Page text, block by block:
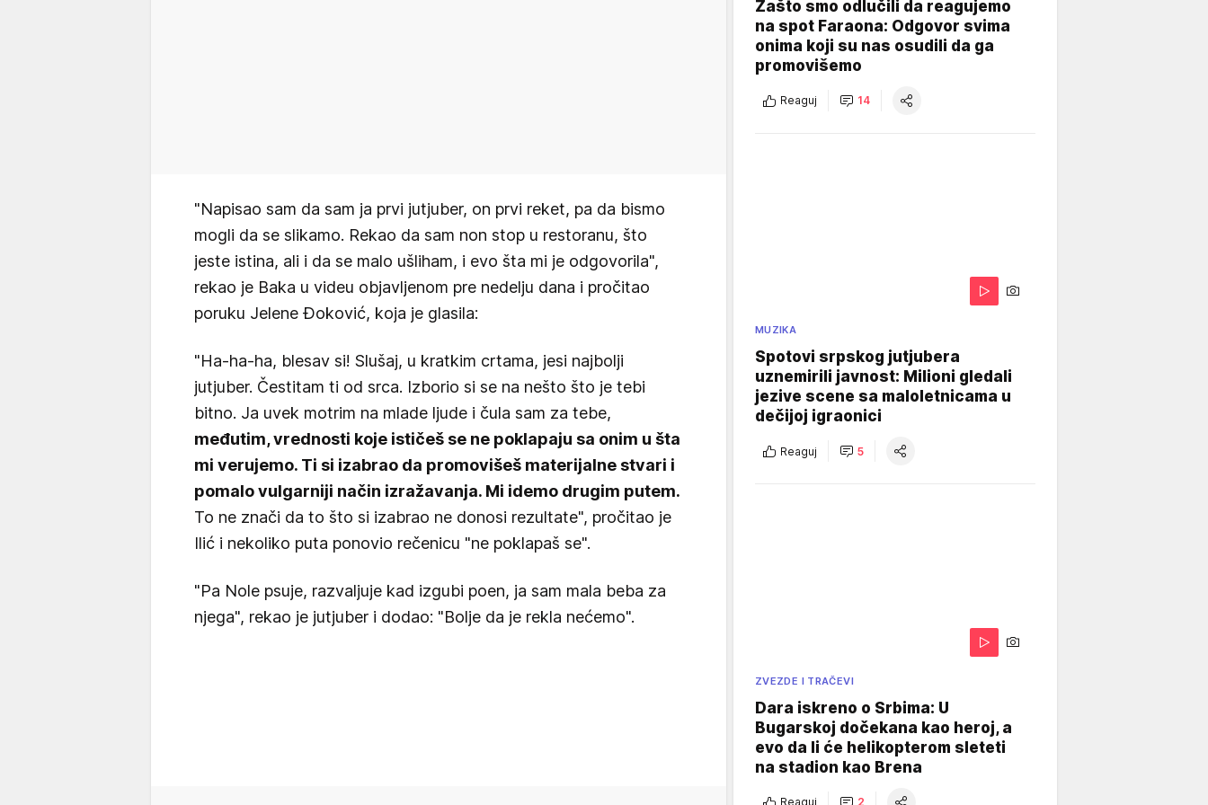
"Napisao sam da sam ja prvi jutjuber, on prvi reket, pa da bismo
mogli da se slikamo. Rekao da sam non stop u restoranu, što
jeste istina, ali i da se malo ušliham, i evo šta mi je odgovorila",
rekao je Baka u videu objavljenom pre nedelju dana i pročitao
poruku Jelene Đoković, koja je glasila:
"Ha-ha-ha, blesav si! Slušaj, u kratkim crtama, jesi najbolji
jutjuber. Čestitam ti od srca. Izborio si se na nešto što je tebi
bitno. Ja uvek motrim na mlade ljude i čula sam za tebe,
međutim, vrednosti koje ističeš se ne poklapaju sa onim u šta
mi verujemo. Ti si izabrao da promovišeš materijalne stvari i
pomalo vulgarniji način izražavanja. Mi idemo drugim putem.
To ne znači da to što si izabrao ne donosi rezultate", pročitao je
Ilić i nekoliko puta ponovio rečenicu "ne poklapaš se".
"Pa Nole psuje, razvaljuje kad izgubi poen, ja sam mala beba za
njega", rekao je jutjuber i dodao: "Bolje da je rekla nećemo".
Zašto smo odlučili da reagujemo
na spot Faraona: Odgovor svima
onima koji su nas osudili da ga
promovišemo
Reaguj 14
MUZIKA
Spotovi srpskog jutjubera
uznemirili javnost: Milioni gledali
jezive scene sa maloletnicama u
dečijoj igraonici
Reaguj 5
ZVEZDE I TRAČEVI
Dara iskreno o Srbima: U
Bugarskoj dočekana kao heroj, a
evo da li će helikopterom sleteti
na stadion kao Brena
Reaguj 2